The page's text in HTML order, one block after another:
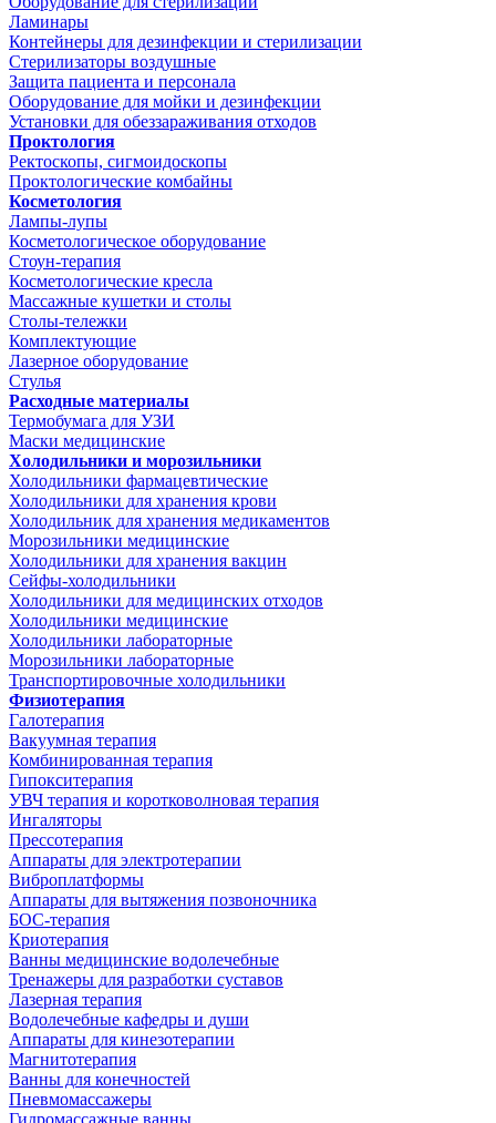
Ламинары
Контейнеры для дезинфекции и стерилизации
Стерилизаторы воздушные
Защита пациента и персонала
Оборудование для мойки и дезинфекции
Установки для обеззараживания отходов
Проктология
Ректоскопы, сигмоидоскопы
Проктологические комбайны
Косметология
Лампы-лупы
Косметологическое оборудование
Стоун-терапия
Косметологические кресла
Массажные кушетки и столы
Столы-тележки
Комплектующие
Лазерное оборудование
Стулья
Расходные материалы
Термобумага для УЗИ
Маски медицинские
Холодильники и морозильники
Холодильники фармацевтические
Холодильники для хранения крови
Холодильник для хранения медикаментов
Морозильники медицинские
Холодильники для хранения вакцин
Сейфы-холодильники
Холодильники для медицинских отходов
Холодильники медицинские
Холодильники лабораторные
Морозильники лабораторные
Транспортировочные холодильники
Физиотерапия
Галотерапия
Вакуумная терапия
Комбинированная терапия
Гипокситерапия
УВЧ терапия и коротковолновая терапия
Ингаляторы
Прессотерапия
Аппараты для электротерапии
Виброплатформы
Аппараты для вытяжения позвоночника
БОС-терапия
Криотерапия
Ванны медицинские водолечебные
Тренажеры для разработки суставов
Лазерная терапия
Водолечебные кафедры и души
Аппараты для кинезотерапии
Магнитотерапия
Ванны для конечностей
Пневмомассажеры
Гидромассажные ванны